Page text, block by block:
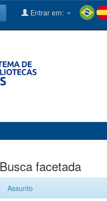
Entrar em:
Busca facetada
Assunto